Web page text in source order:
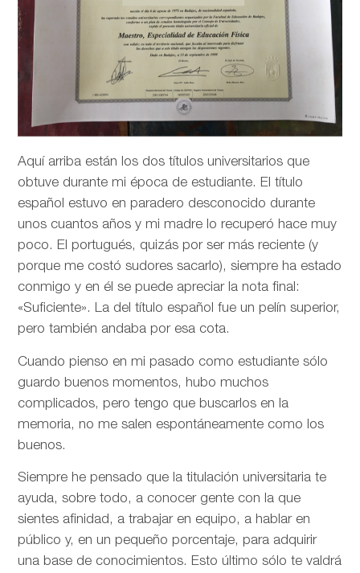
Aquí arriba están los dos títulos universitarios que
obtuve durante mi época de estudiante. El título
español estuvo en paradero desconocido durante
unos cuantos años y mi madre lo recuperó hace muy
poco. El portugués, quizás por ser más reciente (y
porque me costó sudores sacarlo), siempre ha estado
conmigo y en él se puede apreciar la nota final:
«Suficiente». La del título español fue un pelín superior,
pero también andaba por esa cota.
Cuando pienso en mi pasado como estudiante sólo
guardo buenos momentos, hubo muchos
complicados, pero tengo que buscarlos en la
memoria, no me salen espontáneamente como los
buenos.
Siempre he pensado que la titulación universitaria te
ayuda, sobre todo, a conocer gente con la que
sientes afinidad, a trabajar en equipo, a hablar en
público y, en un pequeño porcentaje, para adquirir
una base de conocimientos. Esto último sólo te valdrá